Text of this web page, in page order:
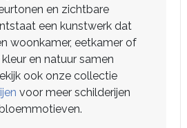
en zichtbare
een kunstwerk dat
woonkamer, eetkamer of
en natuur samen
ook onze collectie
voor meer schilderijen